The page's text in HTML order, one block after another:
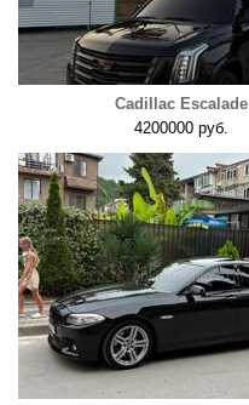
Cadillac Escalade
4200000 руб.